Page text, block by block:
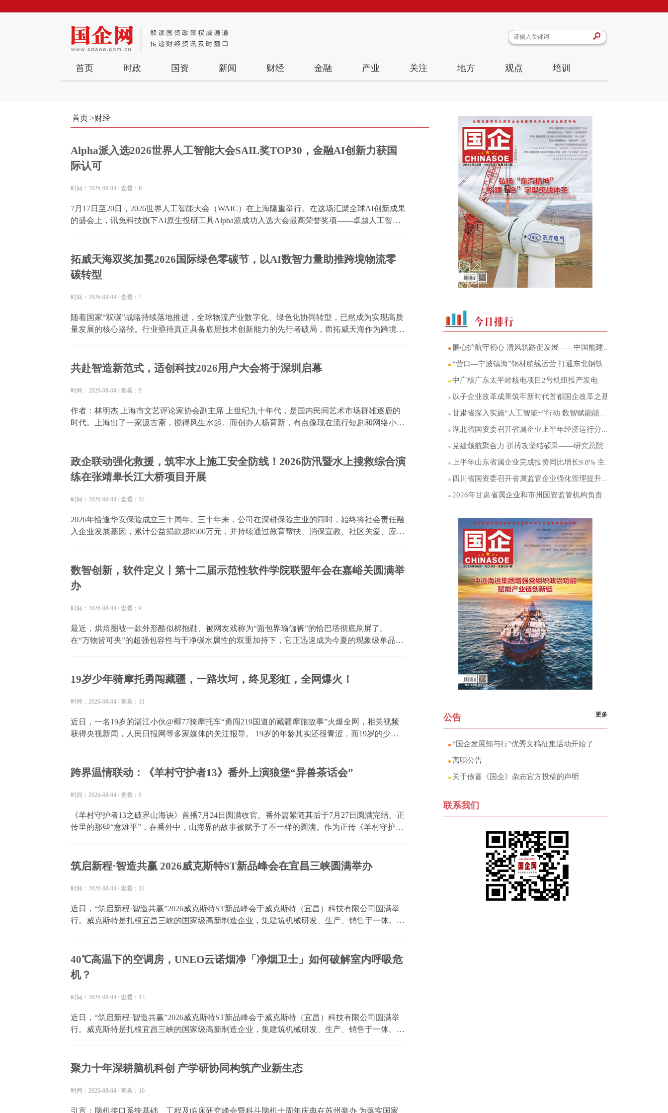
首页 时政 国资 新闻 财经 金融 产业 关注 地方 观点 培训
首页 >财经
Alpha派入选2026世界人工智能大会SAIL奖TOP30，金融AI创新力获国
际认可
时间：2026-08-04 / 查看：6
7月17日至20日，2026世界人工智能大会（WAIC）在上海隆重举行。在这场汇聚全球AI创新成果
的盛会上，讯兔科技旗下AI原生投研工具Alpha派成功入选大会最高荣誉奖项——卓越人工智能
拓威天海双奖加冕2026国际绿色零碳节，以AI数智力量助推跨境物流零
碳转型
时间：2026-08-04 / 查看：7
随着国家“双碳”战略持续落地推进，全球物流产业数字化、绿色化协同转型，已然成为实现高质
量发展的核心路径。行业亟待真正具备底层技术创新能力的先行者破局，而拓威天海作为跨境AI
共赴智造新范式，适创科技2026用户大会将于深圳启幕
时间：2026-08-04 / 查看：9
作者：林明杰 上海市文艺评论家协会副主席 上世纪九十年代，是国内民间艺术市场群雄逐鹿的
时代。上海出了一家汲古斋，搅得风生水起。而创办人杨育新，有点像现在流行短剧和网络小说
政企联动强化救援，筑牢水上施工安全防线！2026防汛暨水上搜救综合演
练在张靖皋长江大桥项目开展
时间：2026-08-04 / 查看：12
2026年恰逢华安保险成立三十周年。三十年来，公司在深耕保险主业的同时，始终将社会责任融
入企业发展基因，累计公益捐款超8500万元，并持续通过教育帮扶、消保宣教、社区关爱、应急
数智创新，软件定义丨第十二届示范性软件学院联盟年会在嘉峪关圆满举
办
时间：2026-08-04 / 查看：9
最近，烘焙圈被一款外形酷似棉拖鞋、被网友戏称为“面包界瑜伽裤”的恰巴塔彻底刷屏了。
在“万物皆可夹”的超强包容性与干净碳水属性的双重加持下，它正迅速成为今夏的现象级单品。
19岁少年骑摩托勇闯藏疆，一路坎坷，终见彩虹，全网爆火！
时间：2026-08-04 / 查看：11
近日，一名19岁的湛江小伙@椰77骑摩托车“勇闯219国道的藏疆摩旅故事”火爆全网，相关视频
获得央视新闻，人民日报网等多家媒体的关注报导。 19岁的年龄其实还很青涩，而19岁的少年@
跨界温情联动：《羊村守护者13》番外上演狼堡“异兽茶话会”
时间：2026-08-04 / 查看：9
《羊村守护者13之破界山海诀》首播7月24日圆满收官。番外篇紧随其后于7月27日圆满完结。正
传里的那些“意难平”，在番外中，山海界的故事被赋予了不一样的圆满。作为正传《羊村守护者
筑启新程·智造共赢 2026威克斯特ST新品峰会在宜昌三峡圆满举办
时间：2026-08-04 / 查看：12
近日，“筑启新程·智造共赢”2026威克斯特ST新品峰会于威克斯特（宜昌）科技有限公司圆满举
行。威克斯特是扎根宜昌三峡的国家级高新制造企业，集建筑机械研发、生产、销售于一体。品
40℃高温下的空调房，UNEO云诺烟净「净烟卫士」如何破解室内呼吸危
机？
时间：2026-08-04 / 查看：13
近日，“筑启新程·智造共赢”2026威克斯特ST新品峰会于威克斯特（宜昌）科技有限公司圆满举
行。威克斯特是扎根宜昌三峡的国家级高新制造企业，集建筑机械研发、生产、销售于一体。品
聚力十年深耕脑机科创 产学研协同构筑产业新生态
时间：2026-08-04 / 查看：16
引言：脑机接口系统基础、工程及临床研究峰会暨科斗脑机十周年庆典在苏州举办 为落实国家
廉心护航守初心 清风筑路促发展——中国能建葛洲坝交投山东区域中心党总支廉洁品牌建设
“营口—宁波镇海”钢材航线运营 打通东北钢铁产区至华东市场海运直达通道
中广核广东太平岭核电项目2号机组投产发电
以子企业改革成果筑牢新时代首都国企改革之基
甘肃省深入实施“人工智能+”行动 数智赋能能源产业转型升级
湖北省国资委召开省属企业上半年经济运行分析会
党建领航聚合力 拼搏攻坚结硕果——研究总院党委以高质量党建引领能源科研创新突破
上半年山东省属企业完成投资同比增长9.8% 主业投资占比保持在99%以上
四川省国资委召开省属监管企业强化管理提升专项行动工作推进会
2026年甘肃省属企业和市州国资监管机构负责人年中工作会议召开
公告 更多
“国企发展知与行”优秀文稿征集活动开始了
离职公告
关于假冒《国企》杂志官方投稿的声明
联系我们